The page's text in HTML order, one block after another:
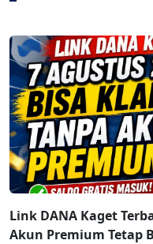
Link DANA Kaget
Akun Premium Tetap